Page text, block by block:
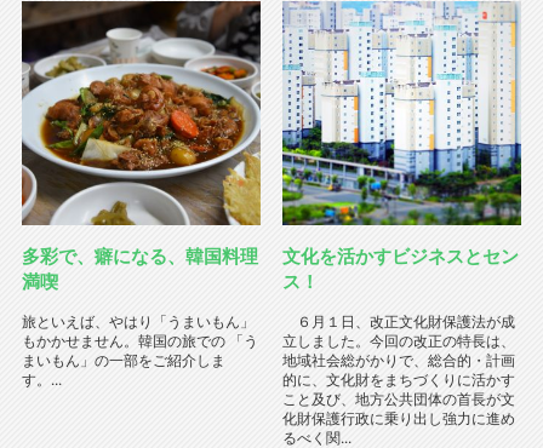
多彩で、癖になる、韓国料理
満喫
旅といえば、やはり「うまいもん」
もかかせません。韓国の旅での 「う
まいもん」の一部をご紹介しま
す。...
文化を活かすビジネスとセン
ス！
６月１日、改正文化財保護法が成
立しました。今回の改正の特長は、
地域社会総がかりで、総合的・計画
的に、文化財をまちづくりに活かす
こと及び、地方公共団体の首長が文
化財保護行政に乗り出し強力に進め
るべく関...